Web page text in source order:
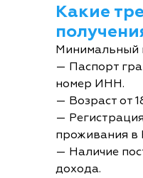
Какие
Минимальный
— Паспорт
номер ИНН.
— Возраст от
—
проживания в
— Наличие
дохода.